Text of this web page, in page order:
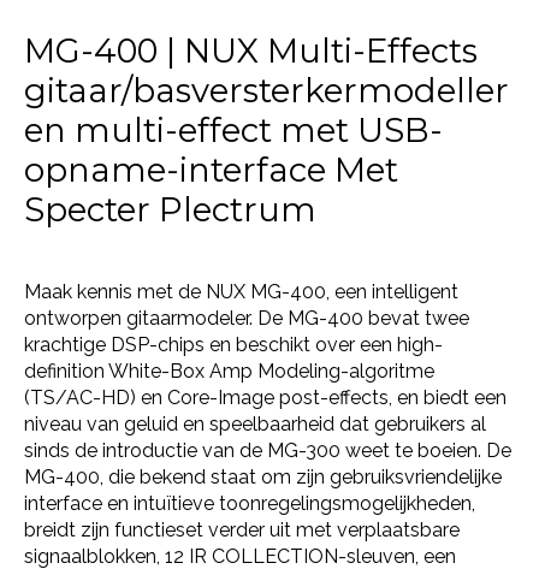
MG-400 | NUX Multi-Effects
gitaar/basversterkermodeller
en multi-effect met USB-
opname-interface Met
Specter Plectrum
Maak kennis met de NUX MG-400, een intelligent
ontworpen gitaarmodeler. De MG-400 bevat twee
krachtige DSP-chips en beschikt over een high-
definition White-Box Amp Modeling-algoritme
(TS/AC-HD) en Core-Image post-effects, en biedt een
niveau van geluid en speelbaarheid dat gebruikers al
sinds de introductie van de MG-300 weet te boeien. De
MG-400, die bekend staat om zijn gebruiksvriendelijke
interface en intuïtieve toonregelingsmogelijkheden,
breidt zijn functieset verder uit met verplaatsbare
signaalblokken, 12 IR COLLECTION-sleuven, een